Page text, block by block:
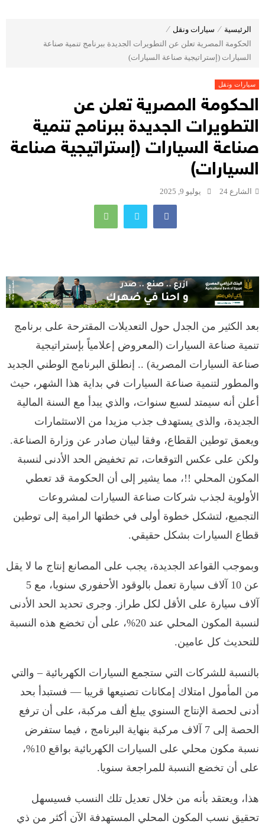
الرئيسية ⁄ سيارات ونقل ⁄
الحكومة المصرية تعلن عن التطويرات الجديدة ببرنامج تنمية صناعة
السيارات (إستراتيجية صناعة السيارات)
سيارات ونقل
الحكومة المصرية تعلن عن
التطويرات الجديدة ببرنامج تنمية
صناعة السيارات (إستراتيجية صناعة
السيارات)
الشارع 24 يوليو 9, 2025
بعد الكثير من الجدل حول التعديلات المقترحة على برنامج
تنمية صناعة السيارات (المعروض إعلامياً بإستراتيجية
صناعة السيارات المصرية) .. إنطلق البرنامج الوطني الجديد
والمطور لتنمية صناعة السيارات في بداية هذا الشهر، حيث
أعلن أنه سيمتد لسبع سنوات، والذي يبدأ مع السنة المالية
الجديدة، والذى يستهدف جذب مزيدا من الاستثمارات
ويعمق توطين القطاع، وفقا لبيان صادر عن وزارة الصناعة.
ولكن على عكس التوقعات، تم تخفيض الحد الأدنى لنسبة
المكون المحلي !!، مما يشير إلى أن الحكومة قد تعطي
الأولوية لجذب شركات صناعة السيارات لمشروعات
التجميع، لتشكل خطوة أولى في خطتها الرامية إلى توطين
قطاع السيارات بشكل حقيقي.
وبموجب القواعد الجديدة، يجب على المصانع إنتاج ما لا يقل
عن 10 آلاف سيارة تعمل بالوقود الأحفوري سنويا، مع 5
آلاف سيارة على الأقل لكل طراز. وجرى تحديد الحد الأدنى
لنسبة المكون المحلي عند 20%، على أن تخضع هذه النسبة
للتحديث كل عامين.
بالنسبة للشركات التي ستجمع السيارات الكهربائية – والتي
من المأمول امتلاك إمكانات تصنيعها قريبا — فستبدأ بحد
أدنى لحصة الإنتاج السنوي يبلغ ألف مركبة، على أن ترفع
الحصة إلى 7 آلاف مركبة بنهاية البرنامج ، فيما ستفرض
نسبة مكون محلي على السيارات الكهربائية بواقع 10%،
على أن تخضع النسبة للمراجعة سنويا.
هذا، ويعتقد بأنه من خلال تعديل تلك النسب فسيسهل
تحقيق نسب المكون المحلي المستهدفة الآن أكثر من ذي